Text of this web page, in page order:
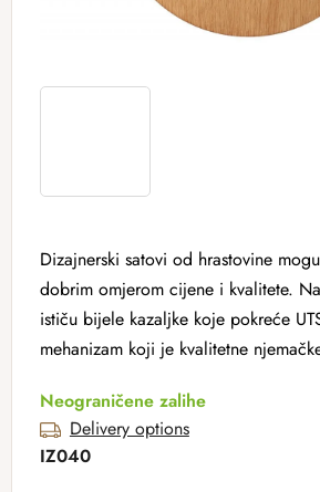
Dizajnerski satovi od hrastovine
dobrim omjerom cijene i kvalitete.
ističu bijele kazaljke koje pokreće
mehanizam koji je kvalitetne
Neograničene zalihe
Delivery options
IZ040